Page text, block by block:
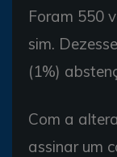
Foram 550
sim.
(1%)
Com a
assinar um